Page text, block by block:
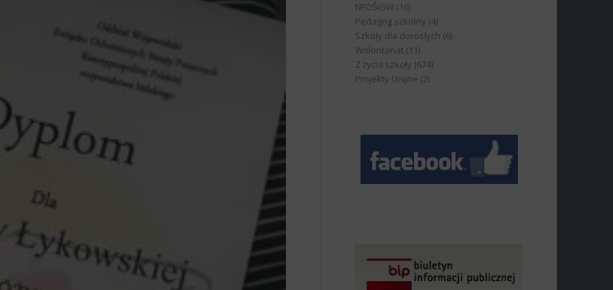
NFOŚiGW (16)
Pedagog szkolny (4)
Szkoły dla dorosłych (6)
Wolontariat (11)
Z życia szkoły (674)
Projekty Unijne (2)